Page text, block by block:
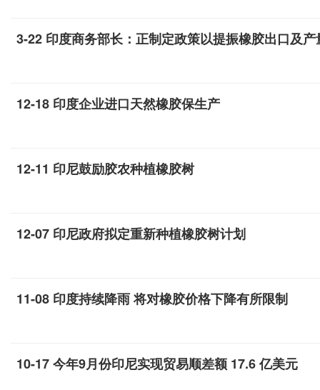
3-22 印度商务部长：正制定政策以提振橡胶出口及产
12-18 印度企业进口天然橡胶保生产
12-11 印尼鼓励胶农种植橡胶树
12-07 印尼政府拟定重新种植橡胶树计划
11-08 印度持续降雨 将对橡胶价格下降有所限制
10-17 今年9月份印尼实现贸易顺差额 17.6 亿美元